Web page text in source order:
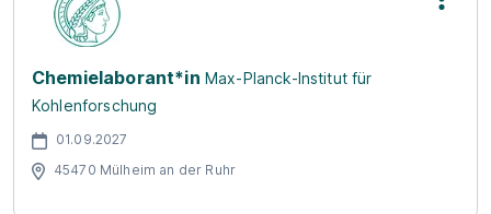
Chemielaborant*in Max-Planck-Institut für
Kohlenforschung
01.09.2027
45470 Mülheim an der Ruhr